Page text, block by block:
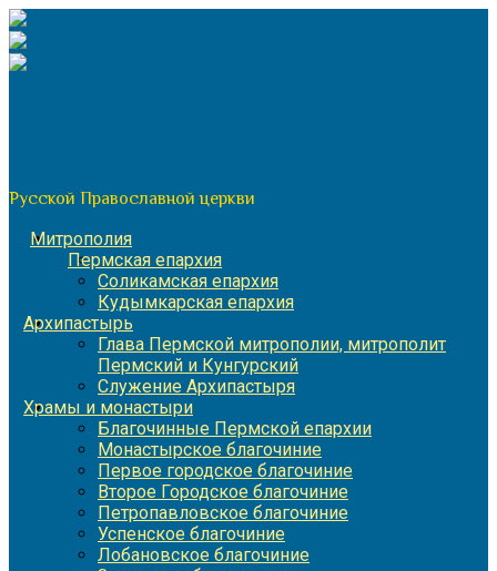
Перейти
к
содержимому
Русской Православной церкви
Митрополия
Пермская епархия
Соликамская епархия
Кудымкарская епархия
Архипастырь
Глава Пермской митрополии, митрополит
Пермский и Кунгурский
Служение Архипастыря
Храмы и монастыри
Благочинные Пермской епархии
Монастырское благочиние
Первое городское благочиние
Второе Городское благочиние
Петропавловское благочиние
Успенское благочиние
Лобановское благочиние